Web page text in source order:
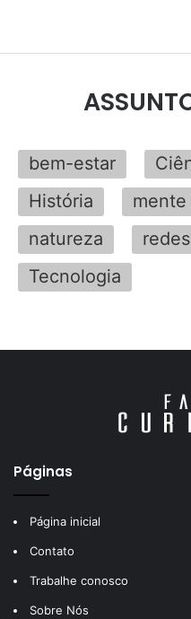
bem-estar
História
mente
natureza
Tecnologia
Páginas
Página inicial
Contato
Trabalhe conosco
Sobre Nós